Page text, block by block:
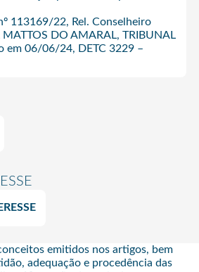
113169/22, Rel. Conselheiro
MATTOS DO AMARAL, TRIBUNAL
em 06/06/24, DETC 3229 –
emitidos nos artigos, bem
adequação e procedência das